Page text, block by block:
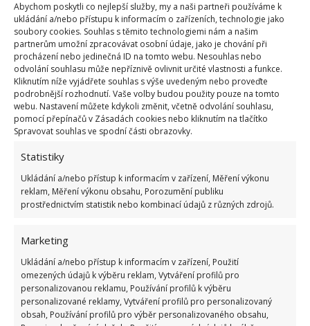
Abychom poskytli co nejlepší služby, my a naši partneři používáme k
ukládání a/nebo přístupu k informacím o zařízeních, technologie jako
soubory cookies. Souhlas s těmito technologiemi nám a našim
partnerům umožní zpracovávat osobní údaje, jako je chování při
procházení nebo jedinečná ID na tomto webu. Nesouhlas nebo
odvolání souhlasu může nepříznivě ovlivnit určité vlastnosti a funkce.
Kliknutím níže vyjádřete souhlas s výše uvedeným nebo proveďte
podrobnější rozhodnutí. Vaše volby budou použity pouze na tomto
webu. Nastavení můžete kdykoli změnit, včetně odvolání souhlasu,
pomocí přepínačů v Zásadách cookies nebo kliknutím na tlačítko
Spravovat souhlas ve spodní části obrazovky.
Statistiky
Ukládání a/nebo přístup k informacím v zařízení, Měření výkonu
reklam, Měření výkonu obsahu, Porozumění publiku
prostřednictvím statistik nebo kombinací údajů z různých zdrojů.
Marketing
Ukládání a/nebo přístup k informacím v zařízení, Použití
omezených údajů k výběru reklam, Vytváření profilů pro
personalizovanou reklamu, Používání profilů k výběru
personalizované reklamy, Vytváření profilů pro personalizovaný
obsah, Používání profilů pro výběr personalizovaného obsahu,
Fotografie: Pixabay
Sešívačka je fajn, nicméně i sponky po nějaké době
rezaví a dokumenty pak nevypadají moc
reprezentativně. Chcete-li se tomuto stavu vyhnout,
použijte její ekologickou alternativu.
bezsponková sešívačka
samotným papírem. Používá metodu výseku a
ohnutí samotného materiálu. Na papíru tak vznikají
za „potravu“, tedy samotné sponky.
Zdroj:Genialne